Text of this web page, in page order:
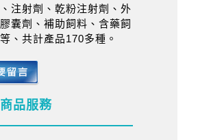
注射劑、乾粉注射劑、外
囊劑、補助飼料、含藥飼
、共計產品170多種。
品服務